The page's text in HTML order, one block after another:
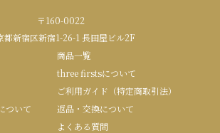
〒160-0022
都新宿区新宿1-26-1 長田屋ビル2F
商品一覧
three firstsについて
ご利用ガイド（特定商取引法）
ついて
返品・交換について
よくある質問